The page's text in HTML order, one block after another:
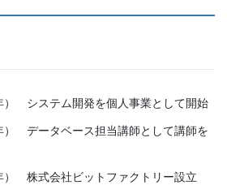
） システム開発を個人事業として開始
） データベース担当講師として講師を
） 株式会社ビットファクトリー設立